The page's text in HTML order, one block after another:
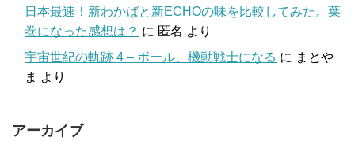
日本最速！新わかばと新ECHOの味を比較してみた。葉
巻になった感想は？ に 匿名 より
宇宙世紀の軌跡 4 – ボール、機動戦士になる に まとや
ま より
アーカイブ